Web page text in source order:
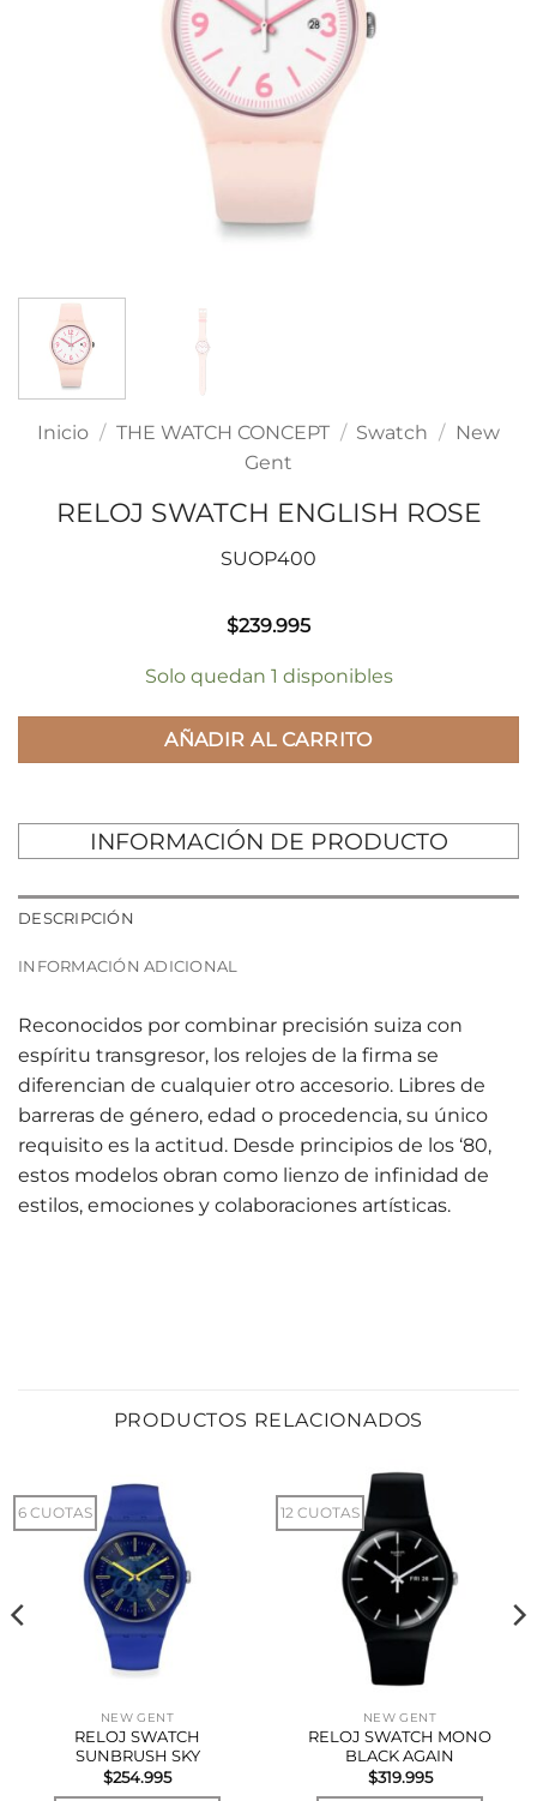
Inicio / THE WATCH CONCEPT / Swatch / New
Gent
RELOJ SWATCH ENGLISH ROSE
SUOP400
$239.995
Solo quedan 1 disponibles
AÑADIR AL CARRITO
INFORMACIÓN DE PRODUCTO
DESCRIPCIÓN
INFORMACIÓN ADICIONAL
Reconocidos por combinar precisión suiza con
espíritu transgresor, los relojes de la firma se
diferencian de cualquier otro accesorio. Libres de
barreras de género, edad o procedencia, su único
requisito es la actitud. Desde principios de los ‘80,
estos modelos obran como lienzo de infinidad de
estilos, emociones y colaboraciones artísticas.
PRODUCTOS RELACIONADOS
6 CUOTAS
NEW GENT
RELOJ SWATCH
SUNBRUSH SKY
$254.995
12 CUOTAS
NEW GENT
RELOJ SWATCH MONO
BLACK AGAIN
$319.995